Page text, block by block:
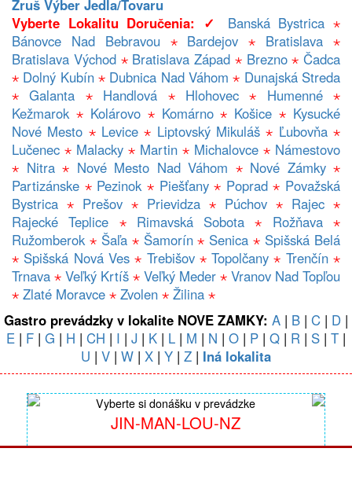
Zruš Výber Jedla/tovaru
Vyberte Lokalitu Doručenia: ✓
Banská Bystrica ⋆
Bánovce Nad Bebravou ⋆ Bardejov ⋆ Bratislava ⋆
Bratislava Východ⋆ Bratislava Západ ⋆ Brezno⋆ Čadca
⋆ Dolný Kubín⋆ Dubnica Nad Váhom ⋆ Dunajská Streda
⋆Galanta ⋆ Handlová ⋆ Hlohovec⋆ Humenné⋆
Kežmarok⋆ Kolárovo⋆ Komárno⋆ Košice ⋆ Kysucké
Nové Mesto ⋆ Levice ⋆ Liptovský Mikuláš ⋆ Ľubovňa⋆
Lučenec ⋆ Malacky ⋆ Martin ⋆ Michalovce ⋆ Námestovo
⋆ Nitra⋆ Nové Mesto Nad Váhom ⋆ Nové Zámky⋆
Partizánske ⋆ Pezinok⋆ Piešťany⋆ Poprad⋆ Považská
Bystrica ⋆ Prešov ⋆ Prievidza ⋆ Púchov ⋆ Rajec ⋆
Rajecké Teplice ⋆ Rimavská Sobota ⋆ Rožňava⋆
Ružomberok⋆ Šaľa⋆ Šamorín⋆ Senica ⋆ Spišská Belá
⋆ Spišská Nová Ves⋆ Trebišov⋆Topolčany ⋆ Trenčín⋆
Trnava ⋆ Veľký Krtíš ⋆ Veľký Meder ⋆ Vranov Nad Topľou
⋆ Zlaté Moravce ⋆ Zvolen ⋆ Žilina ⋆
Gastro prevádzky v lokalite NOVE ZAMKY: A | B | C | D |
E | F | G | H | CH | I | J | K | L | M | N | O | P | Q | R | S | T |
U | V | W | X | Y | Z | Iná lokalita
Vyberte si donášku v prevádzke
JIN-MAN-LOU-NZ